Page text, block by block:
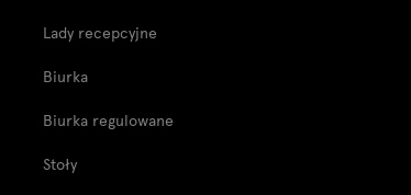
Lady recepcyjne
Biurka
Biurka regulowane
Stoły